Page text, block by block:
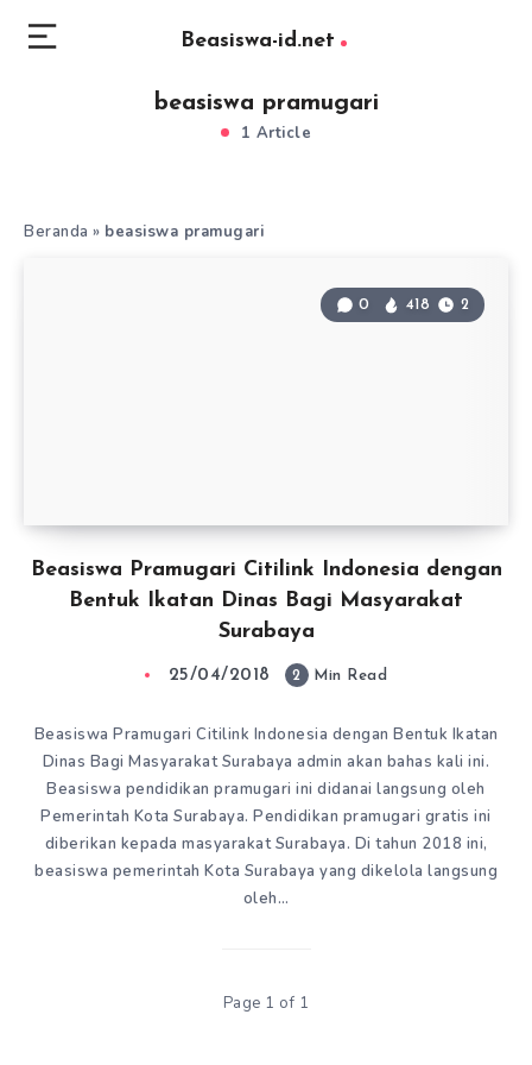
Beasiswa-id.net
beasiswa pramugari
1 Article
Beranda » beasiswa pramugari
Beasiswa Pramugari Citilink Indonesia dengan
Bentuk Ikatan Dinas Bagi Masyarakat
Surabaya
0 418 2
25/04/2018 2 Min Read
Beasiswa Pramugari Citilink Indonesia dengan Bentuk Ikatan
Dinas Bagi Masyarakat Surabaya admin akan bahas kali ini.
Beasiswa pendidikan pramugari ini didanai langsung oleh
Pemerintah Kota Surabaya. Pendidikan pramugari gratis ini
diberikan kepada masyarakat Surabaya. Di tahun 2018 ini,
beasiswa pemerintah Kota Surabaya yang dikelola langsung
oleh…
Page 1 of 1